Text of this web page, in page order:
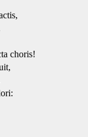
choris!